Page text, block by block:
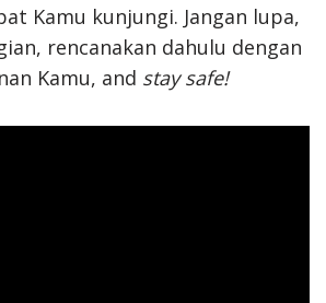
Kamu kunjungi. Jangan lupa,
rencanakan dahulu dengan
Kamu, and stay safe!